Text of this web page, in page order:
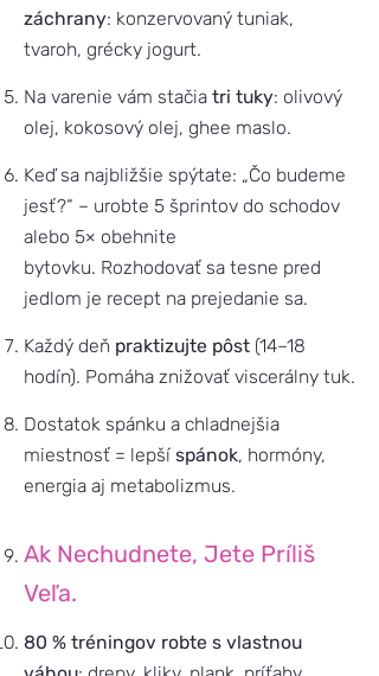
záchrany: konzervovaný tuniak,
tvaroh, grécky jogurt.
Na varenie vám stačia tri tuky: olivový
olej, kokosový olej, ghee maslo.
Keď sa najbližšie spýtate: „Čo budeme
jesť?“ – urobte 5 šprintov do schodov
alebo 5× obehnite
bytovku. Rozhodovať sa tesne pred
jedlom je recept na prejedanie sa.
Každý deň praktizujte pôst (14–18
hodín). Pomáha znižovať viscerálny tuk.
Dostatok spánku a chladnejšia
miestnosť = lepší spánok, hormóny,
energia aj metabolizmus.
Ak Nechudnete, Jete Príliš
Veľa.
80 % tréningov robte s vlastnou